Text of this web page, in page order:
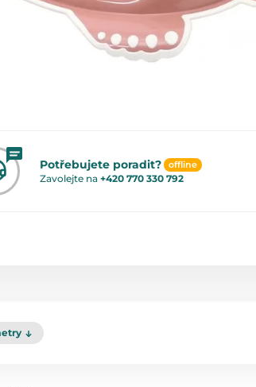
Potřebujete poradit? offline
Zavolejte na +420 770 330 792